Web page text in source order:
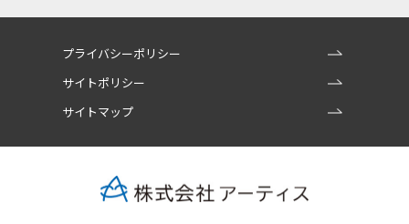
プライバシーポリシー
サイトポリシー
サイトマップ